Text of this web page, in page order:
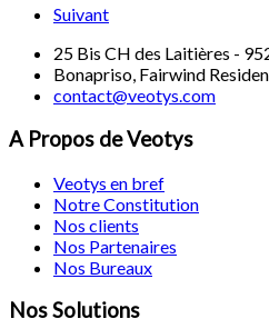
Suivant
25 Bis CH des Laitières -
Bonapriso, Fairwind
contact@veotys.com
A Propos de Veotys
Veotys en bref
Notre Constitution
Nos clients
Nos Partenaires
Nos Bureaux
Nos Solutions